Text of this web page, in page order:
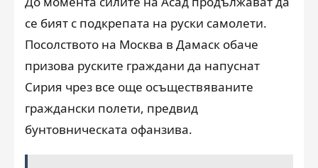
се бият с подкрепата на руски самолети.
Посолството на Москва в Дамаск обаче
призова руските граждани да напуснат
Сирия чрез все още осъществяваните
граждански полети, предвид
бунтовническата офанзива.